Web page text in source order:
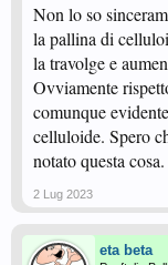
Non lo so
la pallina di
la travolge e
Ovviamente
comunque
celluloide. Spero
notato questa
2 Lug 2023
eta beta